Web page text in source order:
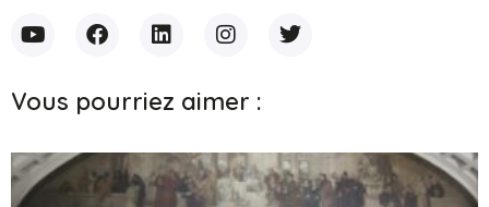
Vous pourriez aimer :